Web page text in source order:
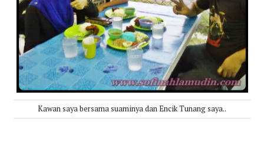
Kawan saya bersama suaminya dan Encik Tunang saya..